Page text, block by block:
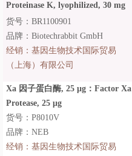
Proteinase K, lyophilized, 30 mg
货号：BR1100901
品牌：Biotechrabbit GmbH
经销： 基因生物技术国际贸易
（上海）有限公司
Xa 因子蛋白酶, 25 μg：Factor Xa
Protease, 25 μg
货号：P8010V
品牌：NEB
经销： 基因生物技术国际贸易